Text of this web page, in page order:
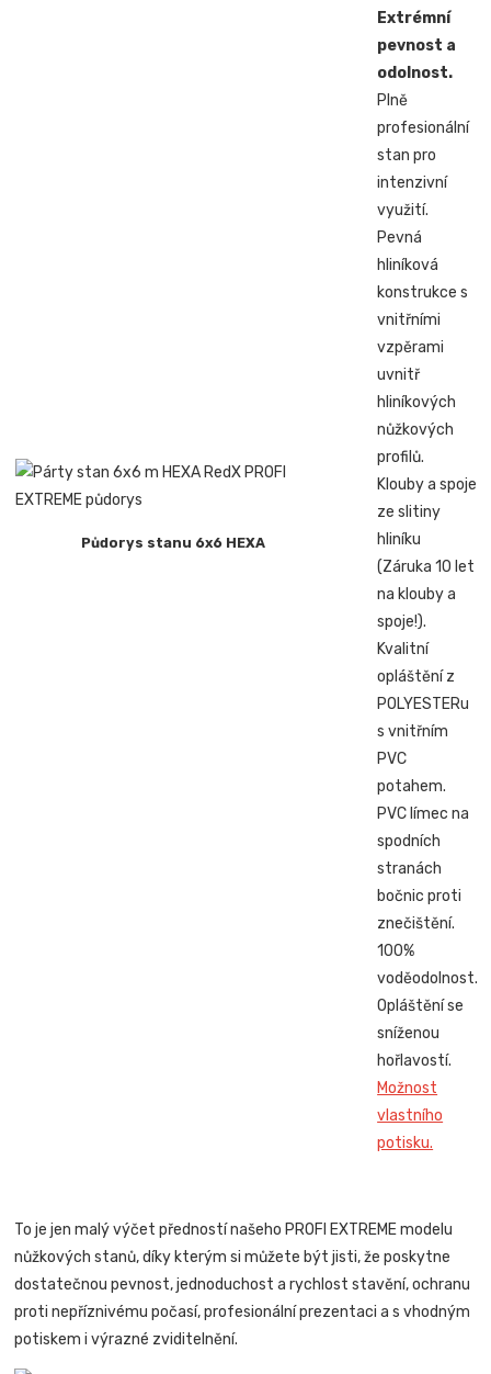
Půdorys stanu 6x6 HEXA
Extrémní
pevnost a
odolnost.
Plně
profesionální
stan pro
intenzivní
využití.
Pevná
hliníková
konstrukce s
vnitřními
vzpěrami
uvnitř
hliníkových
nůžkových
profilů.
Klouby a spoje
ze slitiny
hliníku
(Záruka 10 let
na klouby a
spoje!).
Kvalitní
opláštění z
POLYESTERu
s vnitřním
PVC
potahem.
PVC límec na
spodních
stranách
bočnic proti
znečištění.
100%
voděodolnost.
Opláštění se
sníženou
hořlavostí.
Možnost
vlastního
potisku.
To je jen malý výčet předností našeho PROFI EXTREME modelu
nůžkových stanů, díky kterým si můžete být jisti, že poskytne
dostatečnou pevnost, jednoduchost a rychlost stavění, ochranu
proti nepříznivému počasí, profesionální prezentaci a s vhodným
potiskem i výrazné zviditelnění.